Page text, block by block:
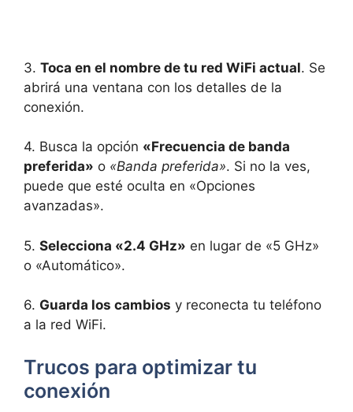
3. Toca en el nombre de tu red WiFi actual. Se
abrirá una ventana con los detalles de la
conexión.
4. Busca la opción «Frecuencia de banda
preferida» o «Banda preferida». Si no la ves,
puede que esté oculta en «Opciones
avanzadas».
5. Selecciona «2.4 GHz» en lugar de «5 GHz»
o «Automático».
6. Guarda los cambios y reconecta tu teléfono
a la red WiFi.
Trucos para optimizar tu
conexión